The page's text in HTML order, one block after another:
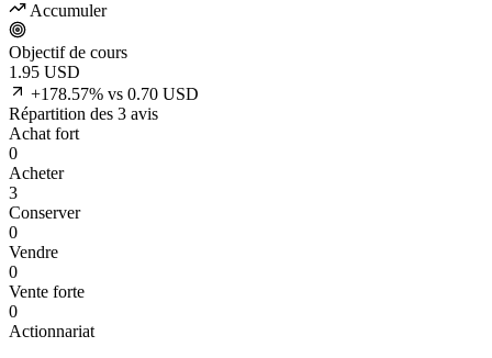
Accumuler
Objectif de cours
1.95 USD
+178.57% vs 0.70 USD
Répartition des 3 avis
Achat fort
0
Acheter
3
Conserver
0
Vendre
0
Vente forte
0
Actionnariat